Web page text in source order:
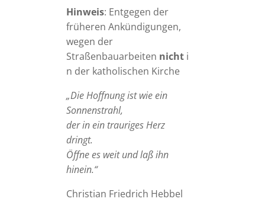
Hinweis: Entgegen der
früheren Ankündigungen,
wegen der
Straßenbauarbeiten nichti
n der katholischen Kirche
„Die Hoffnung ist wie ein
Sonnenstrahl,
der in ein trauriges Herz
dringt.
Öffne es weit und laß ihn
hinein.“
Christian Friedrich Hebbel